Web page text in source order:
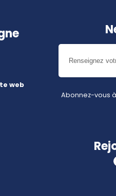
web
Abonnez-vous